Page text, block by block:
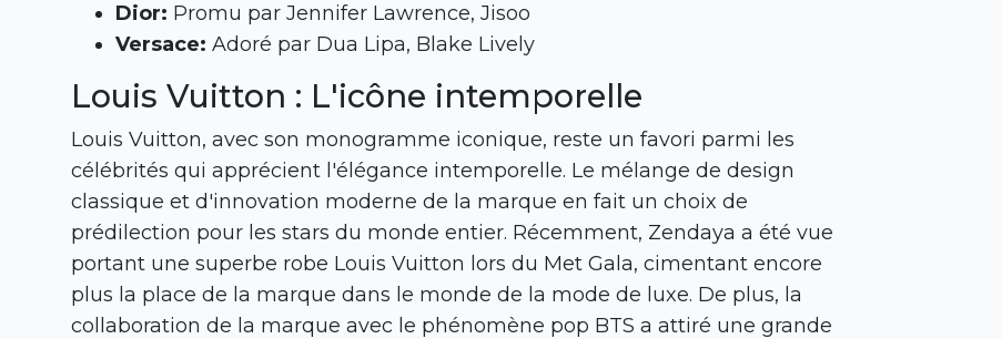
Dior: Promu par Jennifer Lawrence, Jisoo
Versace: Adoré par Dua Lipa, Blake Lively
Louis Vuitton : L'icône intemporelle
Louis Vuitton, avec son monogramme iconique, reste un favori parmi les
célébrités qui apprécient l'élégance intemporelle. Le mélange de design
classique et d'innovation moderne de la marque en fait un choix de
prédilection pour les stars du monde entier. Récemment, Zendaya a été vue
portant une superbe robe Louis Vuitton lors du Met Gala, cimentant encore
plus la place de la marque dans le monde de la mode de luxe. De plus, la
collaboration de la marque avec le phénomène pop BTS a attiré une grande